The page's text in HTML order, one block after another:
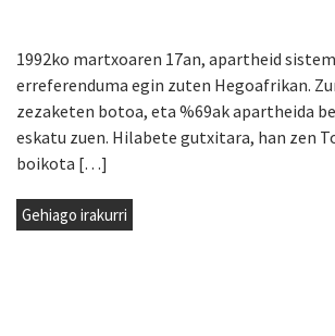
1992ko martxoaren 17an, apartheid
erreferenduma egin zuten Hegoafrikan.
zezaketen botoa, eta %69ak apartheida
eskatu zuen. Hilabete gutxitara, han zen
boikota […]
Gehiago irakurri